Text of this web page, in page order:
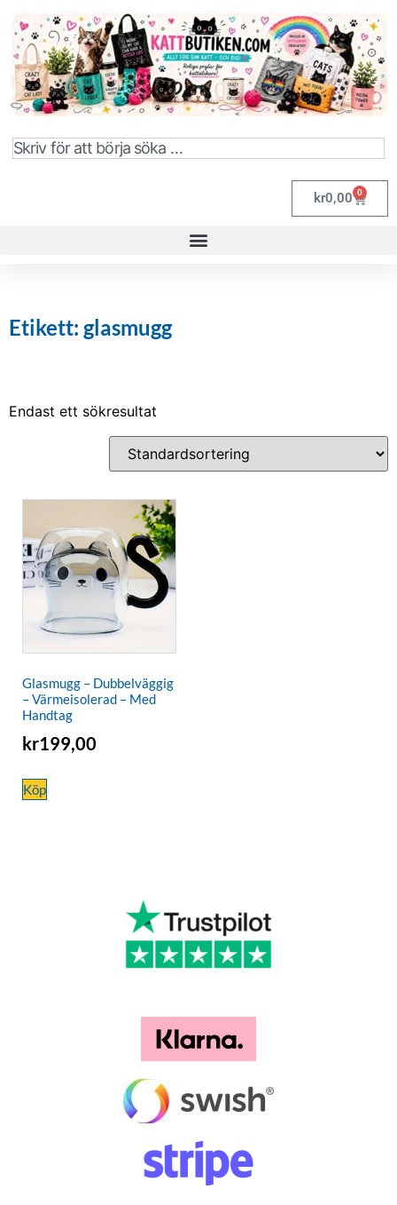
kr0,00 0
Etikett: glasmugg
Endast ett sökresultat
Glasmugg – Dubbelväggig
– Värmeisolerad – Med
Handtag
kr199,00
Köp